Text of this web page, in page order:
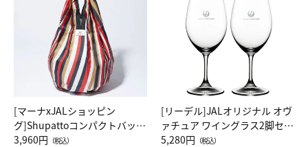
[マーナxJALショッピン
グ]Shupattoコンパクトバッグ
Drop JAL客室乗務員（LC）ス
3,960円 （税込）
[リーデル]JALオリジナル オヴ
ァチュア ワイングラス2脚セッ
ト（レッドワイン）
5,280円 （税込）